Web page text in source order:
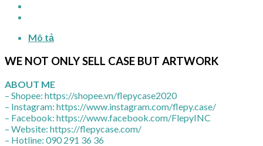
Mô tả
WE NOT ONLY SELL CASE BUT ARTWORK
ABOUT ME
– Shopee: https://shopee.vn/flepycase2020
– Instagram: https://www.instagram.com/flepy.case/
– Facebook: https://www.facebook.com/FlepyINC
– Website: https://flepycase.com/
– Hotline: 090 291 36 36